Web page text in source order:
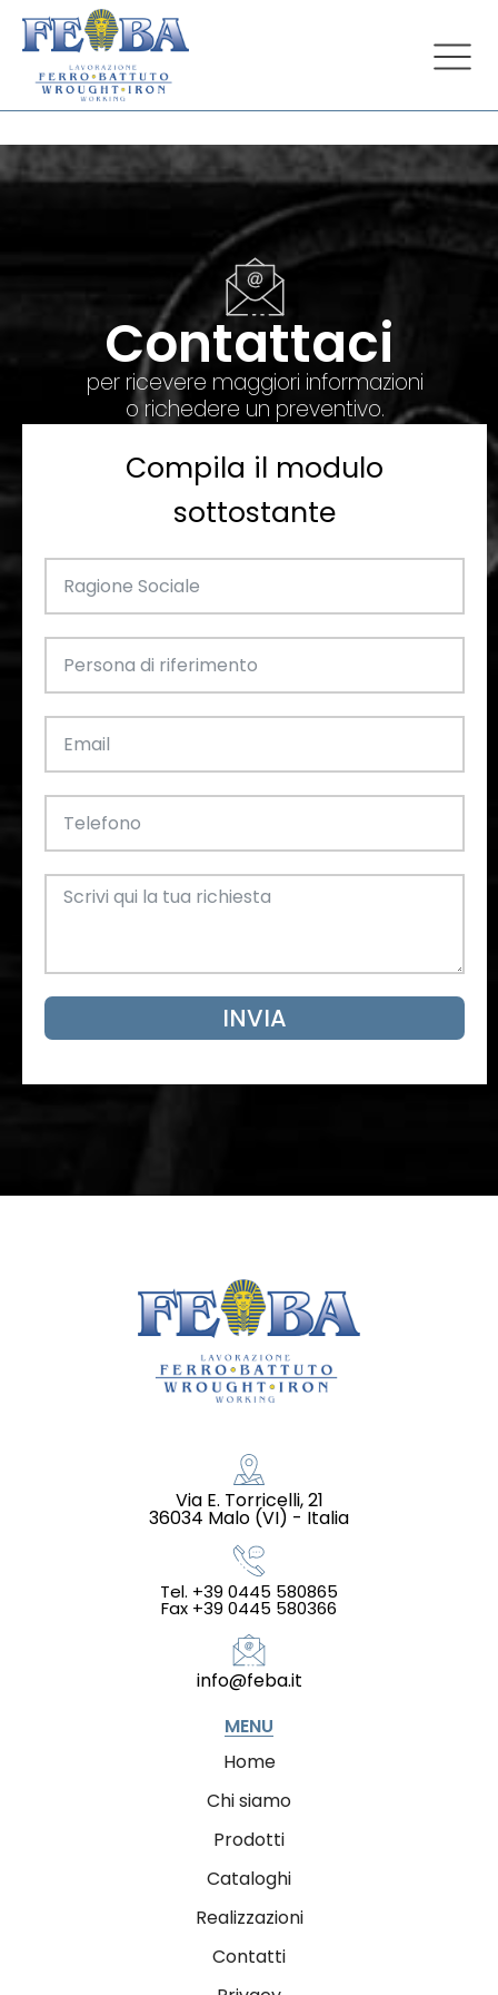
Contattaci
per ricevere maggiori informazioni
o richedere un preventivo.
Compila il modulo
sottostante
INVIA
Via E. Torricelli, 21
36034 Malo (VI) - Italia
Tel. +39 0445 580865
Fax +39 0445 580366
info@feba.it
MENU
Home
Chi siamo
Prodotti
Cataloghi
Realizzazioni
Contatti